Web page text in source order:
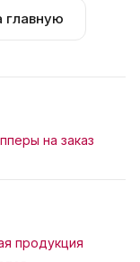
главную
на заказ
продукция